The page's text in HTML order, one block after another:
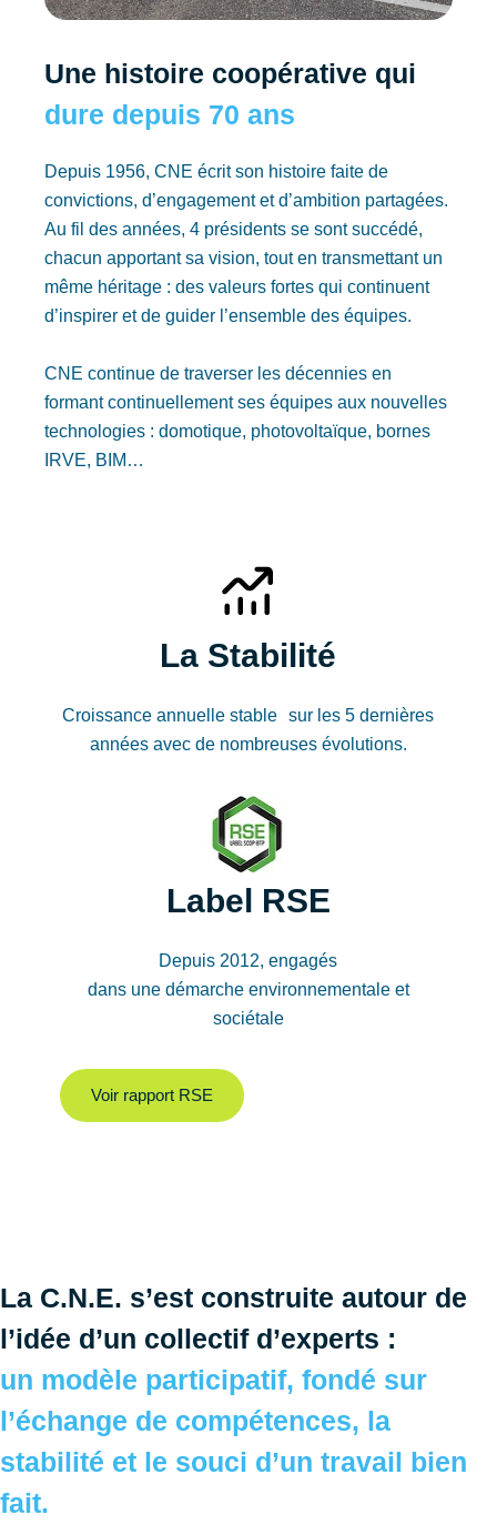
Une histoire coopérative qui
dure depuis 70 ans
Depuis 1956, CNE écrit son histoire faite de
convictions, d’engagement et d’ambition partagées.
Au fil des années, 4 présidents se sont succédé,
chacun apportant sa vision, tout en transmettant un
même héritage : des valeurs fortes qui continuent
d’inspirer et de guider l’ensemble des équipes.
CNE continue de traverser les décennies en
formant continuellement ses équipes aux nouvelles
technologies : domotique, photovoltaïque, bornes
IRVE, BIM…
La Stabilité
Croissance annuelle stable sur les 5 dernières
années avec de nombreuses évolutions.
Label RSE
Depuis 2012, engagés
dans une démarche environnementale et
sociétale
Voir rapport RSE
La C.N.E. s’est construite autour de
l’idée d’un collectif d’experts :
un modèle participatif, fondé sur
l’échange de compétences, la
stabilité et le souci d’un travail bien
fait.